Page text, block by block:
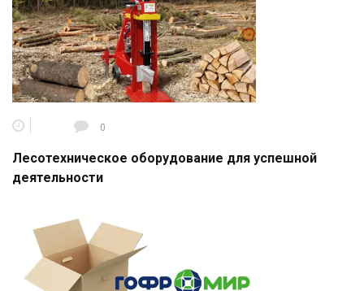
0
Лесотехническое оборудование для успешной
деятельности